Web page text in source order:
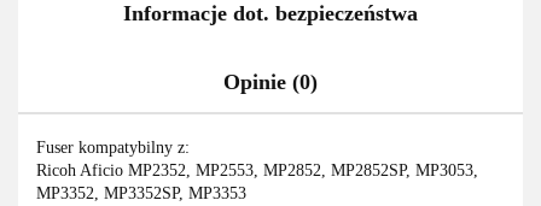
Informacje dot. bezpieczeństwa
Opinie (0)
Fuser kompatybilny z:
Ricoh Aficio MP2352, MP2553, MP2852, MP2852SP, MP3053,
MP3352, MP3352SP, MP3353